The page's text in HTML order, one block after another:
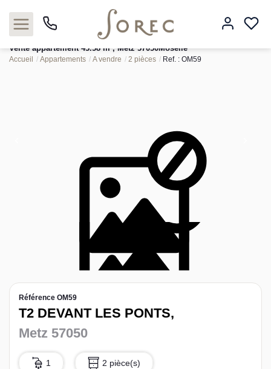
L’équipe sorec
Recrutement
Vente appartement 43.58 m², Metz 57050Moselle
Accueil Appartements A vendre 2 pièces Ref. : OM59
Référence OM59
T2 DEVANT LES PONTS,
Metz 57050
1 2 pièce(s)